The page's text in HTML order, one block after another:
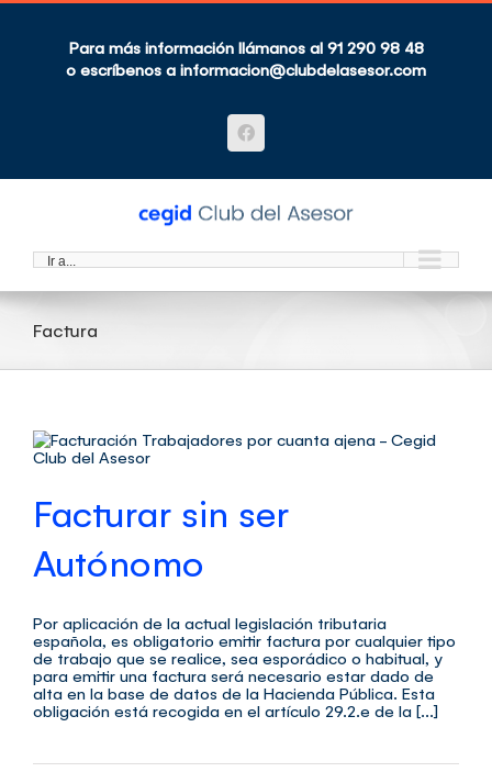
Saltar
contenidoPara más información llámanos al 91 290 98 48
o escríbenos a informacion@clubdelasesor.com
Facebook
Ir a...
Factura
Facturar sin ser
Autónomo
Por aplicación de la actual legislación tributaria
española, es obligatorio emitir factura por cualquier tipo
de trabajo que se realice, sea esporádico o habitual, y
para emitir una factura será necesario estar dado de
alta en la base de datos de la Hacienda Pública. Esta
obligación está recogida en el artículo 29.2.e de la [...]